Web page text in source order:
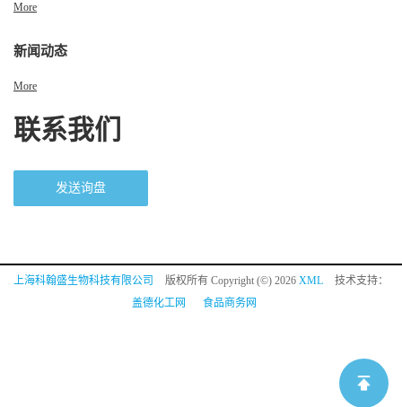
More
新闻动态
More
联系我们
发送询盘
上海科翰盛生物科技有限公司 版权所有 Copyright (©) 2026 XML
技术支持：
盖德化工网
食品商务网